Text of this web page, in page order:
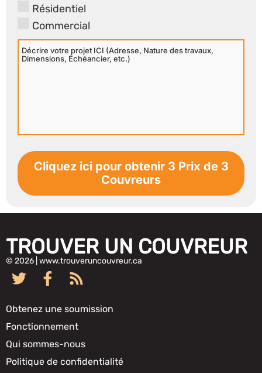
Résidentiel
Commercial
Décrire
votre
TROUVER UN COUVREUR
© 2026 | www.trouveruncouvreur.ca
Obtenez une soumission
Fonctionnement
Qui sommes-nous
Politique de confidentialité